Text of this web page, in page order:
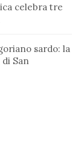
celebra tre
sardo: la
San